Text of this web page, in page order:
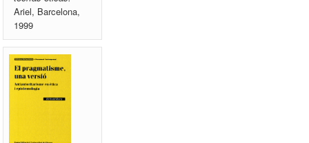
Ariel, Barcelona,
1999